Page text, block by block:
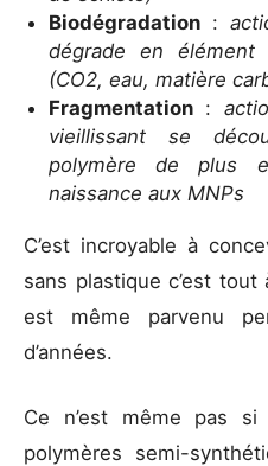
Biodégradation :
dégrade en
(CO2, eau, matière
Fragmentation :
vieillissant se
polymère de plus
naissance aux MNPs
C’est incroyable à
sans plastique c’est tout
est même parvenu
d’années.
Ce n’est même pas
polymères semi-